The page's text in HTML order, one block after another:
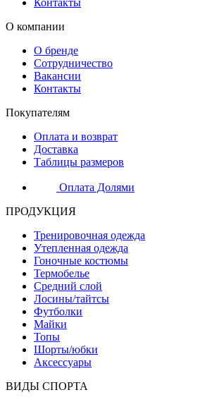
Контакты
О компании
О бренде
Сотрудничество
Вакансии
Контакты
Покупателям
Оплата и возврат
Доставка
Таблицы размеров
Оплата Долями
ПРОДУКЦИЯ
Тренировочная одежда
Утепленная одежда
Гоночные костюмы
Термобелье
Средний слой
Лосины/тайтсы
Футболки
Майки
Топы
Шорты/юбки
Аксессуары
ВИДЫ СПОРТА